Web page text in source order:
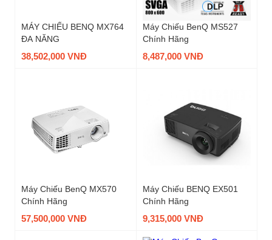
MÁY CHIẾU BENQ MX764
ĐA NĂNG
38,502,000 VNĐ
Máy Chiếu BenQ MS527
Chính Hãng
8,487,000 VNĐ
Máy Chiếu BenQ MX570
Chính Hãng
57,500,000 VNĐ
Máy Chiếu BENQ EX501
Chính Hãng
9,315,000 VNĐ